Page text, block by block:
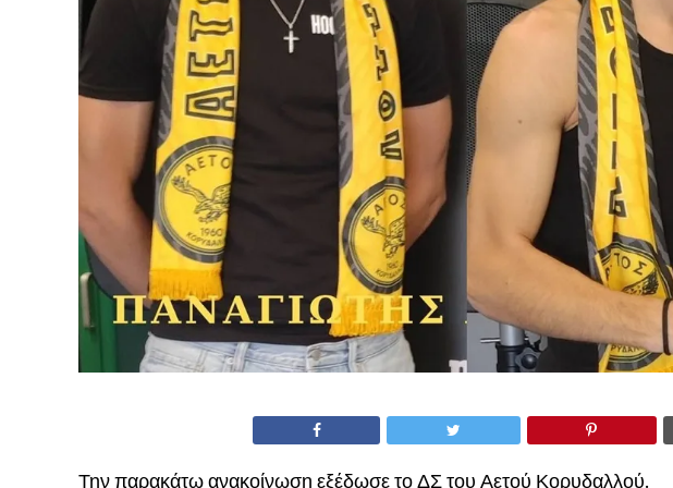
Την παρακάτω ανακοίνωση εξέδωσε το ΔΣ του Αετού Κορυδαλλού.